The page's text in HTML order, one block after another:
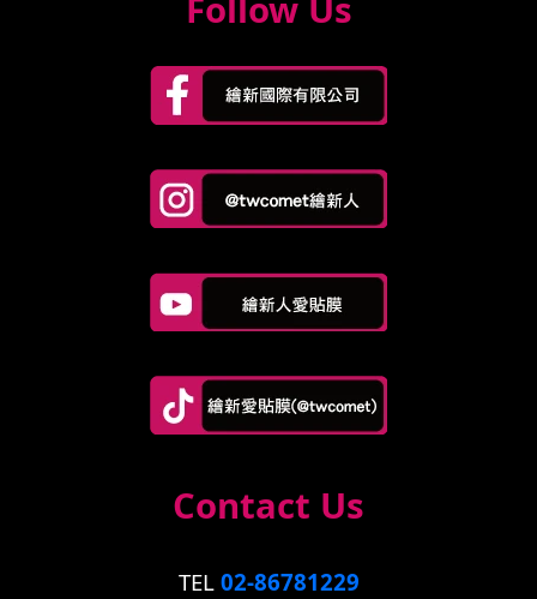
Follow Us
Contact Us
TEL 02-86781229